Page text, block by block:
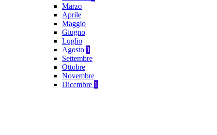
Marzo
Aprile
Maggio
Giugno
Luglio
Agosto 1
Settembre
Ottobre
Novembre
Dicembre 1